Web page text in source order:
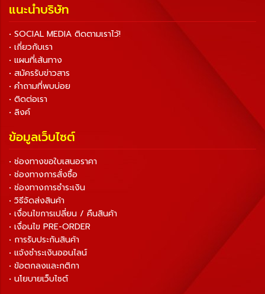
แนะนำบริษัท
• SOCIAL MEDIA ติดตามเราไว้!
• เกี่ยวกับเรา
• แผนที่เส้นทาง
• สมัครรับข่าวสาร
• คำถามที่พบบ่อย
• ติดต่อเรา
• ลิงค์
ข้อมูลเว็บไซต์
• ช่องทางขอใบเสนอราคา
• ช่องทางการสั่งซื้อ
• ช่องทางการชำระเงิน
• วิธีจัดส่งสินค้า
• เงื่อนไขการเปลี่ยน / คืนสินค้า
• เงื่อนไข PRE-ORDER
• การรับประกันสินค้า
• แจ้งชำระเงินออนไลน์
• ข้อตกลงและกติกา
• นโยบายเว็บไซต์